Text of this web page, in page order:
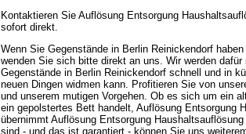
Kontaktieren Sie Auflösung Entsorgung
sofort direkt.
Wenn Sie Gegenstände in Berlin Reinickendorf
wenden Sie sich bitte direkt an uns. Wir werden
Gegenstände in Berlin Reinickendorf schnell und in
neuen Dingen widmen kann. Profitieren Sie von
und unserem mutigen Vorgehen. Ob es sich um ein
ein gepolstertes Bett handelt, Auflösung Entsorgung
übernimmt Auflösung Entsorgung
sind - und das ist garantiert - können Sie uns